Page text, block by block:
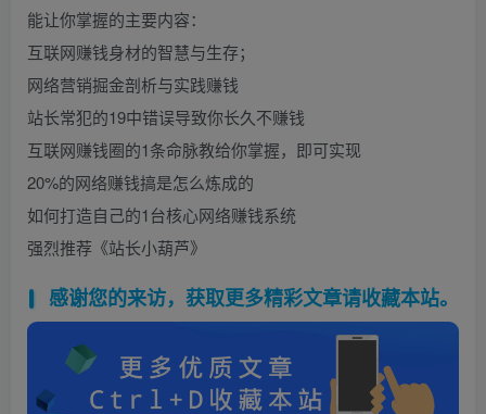
能让你掌握的主要内容：
互联网赚钱身材的智慧与生存；
网络营销掘金剖析与实践赚钱
站长常犯的19中错误导致你长久不赚钱
互联网赚钱圈的1条命脉教给你掌握，即可实现
20%的网络赚钱搞是怎么炼成的
如何打造自己的1台核心网络赚钱系统
强烈推荐《站长小葫芦》
感谢您的来访，获取更多精彩文章请收藏本站。